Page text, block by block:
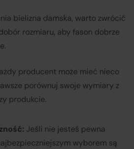
bielizna damska, warto zwrócić
rozmiaru, aby fason dobrze
producent może mieć nieco
porównuj swoje wymiary z
produkcie.
Jeśli nie jesteś pewna
wyborem są